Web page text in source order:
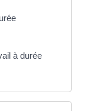
à durée